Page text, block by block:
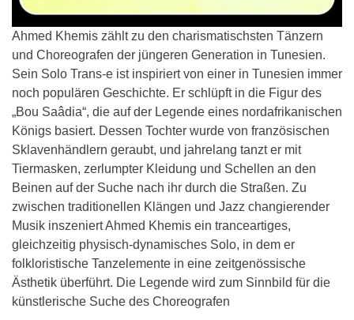
Ahmed Khemis zählt zu den charismatischsten Tänzern
und Choreografen der jüngeren Generation in Tunesien.
Sein Solo Trans-e ist inspiriert von einer in Tunesien immer
noch populären Geschichte. Er schlüpft in die Figur des
„Bou Saâdia“, die auf der Legende eines nordafrikanischen
Königs basiert. Dessen Tochter wurde von französischen
Sklavenhändlern geraubt, und jahrelang tanzt er mit
Tiermasken, zerlumpter Kleidung und Schellen an den
Beinen auf der Suche nach ihr durch die Straßen. Zu
zwischen traditionellen Klängen und Jazz changierender
Musik inszeniert Ahmed Khemis ein tranceartiges,
gleichzeitig physisch-dynamisches Solo, in dem er
folkloristische Tanzelemente in eine zeitgenössische
Ästhetik überführt. Die Legende wird zum Sinnbild für die
künstlerische Suche des Choreografen